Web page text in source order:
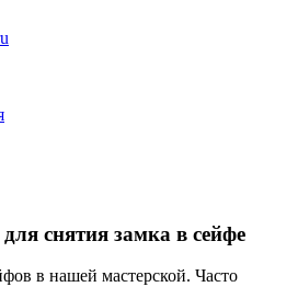
снятия замка в сейфе
в нашей мастерской. Часто